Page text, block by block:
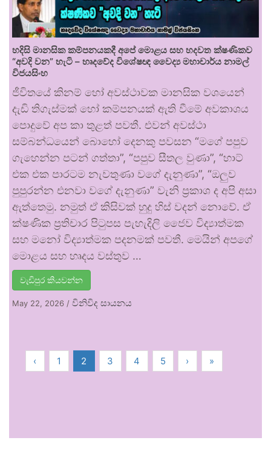
හදිසි මානසික කම්පනයකදී අපේ මොළය සහ හදවත ක්ෂණිකව
“අවදි වන” හැටි – හෘදවේද විශේෂඥ වෛද්‍ය මහාචාර්ය නාමල්
විජයසිංහ
ජීවිතයේ කිනම් හෝ අවස්ථාවක මානසික වශයෙන්
දැඩි තිගැස්මක් හෝ කම්පනයක් ඇති වීමේ අවකාශය
පොදුවේ අප කා තුළත් පවතී. එවන් අවස්ථා
සම්බන්ධයෙන් බොහෝ දෙනකු පවසන “මගේ පපුව
ගැහෙන්න පටන් ගත්තා”, “පපුව සීතල වුණා”, “හාට්
එක එක පාරටම නැවතුණා වගේ දැනුණා”, “ඔලුව
පුපුරන්න එනවා වගේ දැනුණා” වැනි ප්‍රකාශ ද අපි අසා
ඇත්තෙමු. නමුත් ඒ කිසිවක් හුදු හිස් වදන් නොවේ. ඒ
ක්ෂණික ප්‍රතිචාර පිටුපස පැහැදිලි ජෛව විද්‍යාත්මක
සහ මනෝ විද්‍යාත්මක පදනමක් පවතී. මෙයින් අපගේ
මොළය සහ හෘදය වස්තුව …
වැඩිපුර කියවන්න
May 22, 2026 / විනිවිද සායනය
‹ 1 2 3 4 5 › »